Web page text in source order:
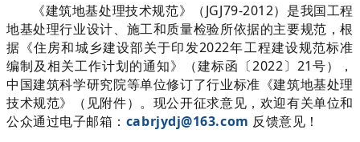
《建筑地基处理技术规范》（JGJ79-2012）是我国工程
地基处理行业设计、施工和质量检验所依据的主要规范，根
据《住房和城乡建设部关于印发2022年工程建设规范标准
编制及相关工作计划的通知》（建标函〔2022〕21号），
中国建筑科学研究院等单位修订了行业标准《建筑地基处理
技术规范》（见附件）。现公开征求意见，欢迎有关单位和
公众通过电子邮箱： cabrjydj@163.com 反馈意见！